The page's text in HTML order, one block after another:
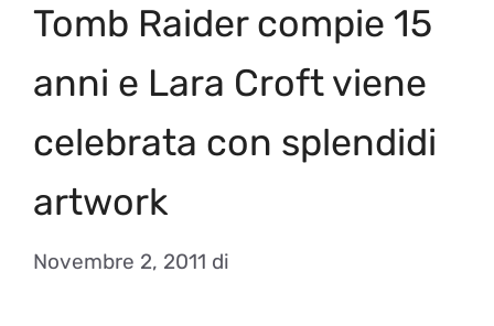
Tomb Raider compie 15
anni e Lara Croft viene
celebrata con splendidi
artwork
Novembre 2, 2011 di